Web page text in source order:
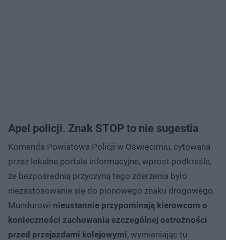
Apel policji. Znak STOP to nie sugestia
Komenda Powiatowa Policji w Oświęcimiu, cytowana
przez lokalne portale informacyjne, wprost podkreśla,
że bezpośrednią przyczyną tego zderzenia było
niezastosowanie się do pionowego znaku drogowego.
Mundurowi nieustannie przypominają kierowcom o
konieczności zachowania szczególnej ostrożności
przed przejazdami kolejowymi, wymieniając tu